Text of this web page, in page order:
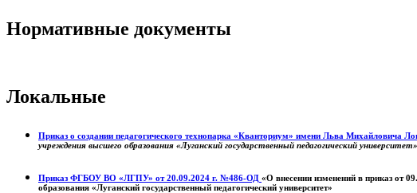
Нормативные документы
Локальные
Приказ о создании педагогического технопарка «Кванториум» имени Льва Михайловича
учреждения высшего образования «Луганский государственный педагогический университет»
Приказ ФГБОУ ВО «ЛГПУ» от 20.09.2024 г. №486-ОД «О внесении изменений в приказ от
образования «Луганский государственный педагогический университет»